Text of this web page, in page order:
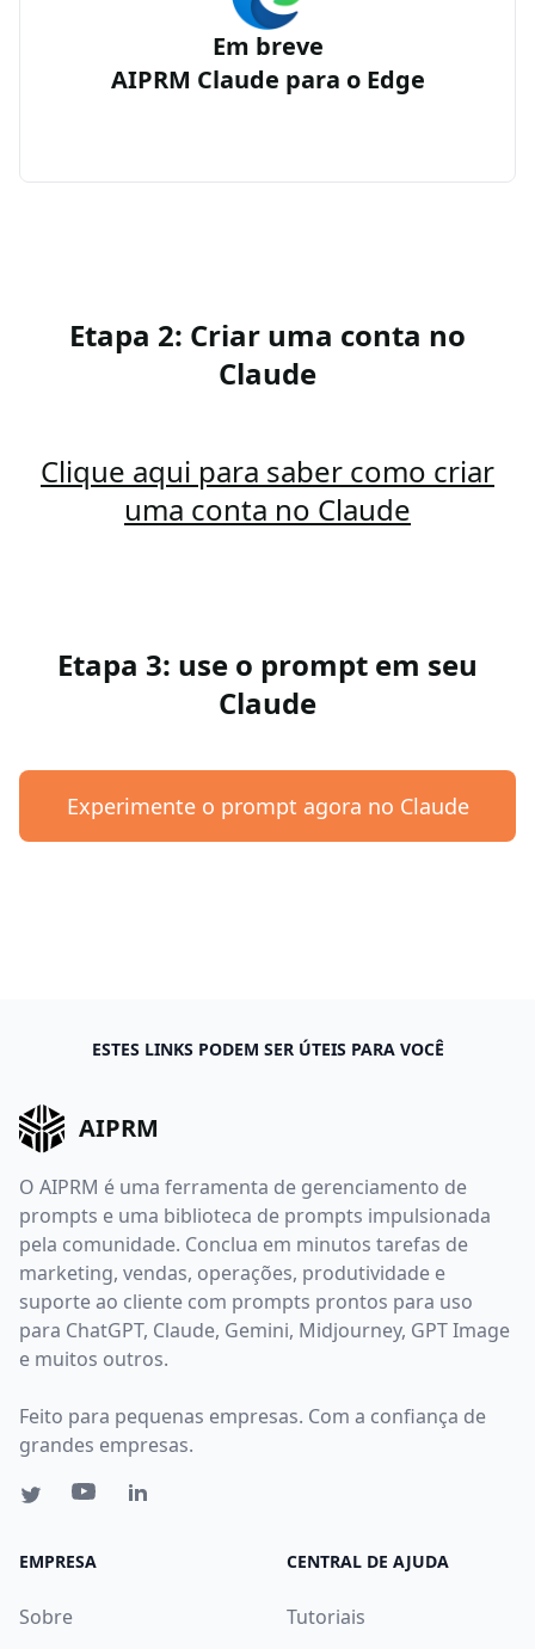
Em breve
AIPRM Claude para o Edge
Etapa 2: Criar uma conta no
Claude
Clique aqui para saber como criar
uma conta no Claude
Etapa 3: use o prompt em seu
Claude
Experimente o prompt agora no Claude
ESTES LINKS PODEM SER ÚTEIS PARA VOCÊ
AIPRM
O AIPRM é uma ferramenta de gerenciamento de
prompts e uma biblioteca de prompts impulsionada
pela comunidade. Conclua em minutos tarefas de
marketing, vendas, operações, produtividade e
suporte ao cliente com prompts prontos para uso
para ChatGPT, Claude, Gemini, Midjourney, GPT Image
e muitos outros.
Feito para pequenas empresas. Com a confiança de
grandes empresas.
EMPRESA
Sobre
CENTRAL DE AJUDA
Tutoriais